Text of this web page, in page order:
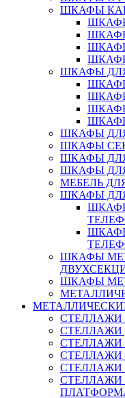
ШКАФЫ
ШКАФЫ
ШКАФЫ
ШКАФЫ
ШКАФЫ
ШКАФЫ
ШКАФЫ
МЕБЕЛЬ
ШКАФЫ
ШКАФЫ
ШКАФЫ
СТЕЛЛАЖИ
СТЕЛЛАЖИ
СТЕЛЛАЖИ
СТЕЛЛАЖИ